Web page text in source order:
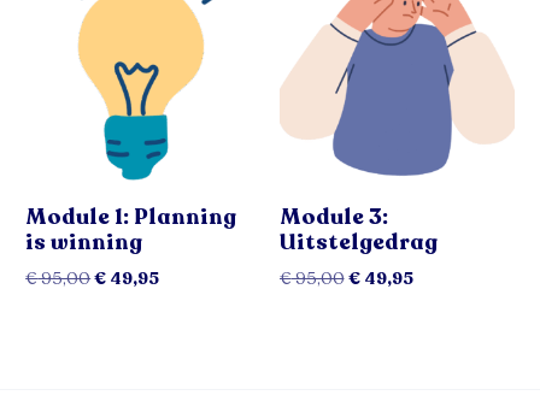
Module 1: Planning
is winning
€95,00€ 49,95
Module 3:
Uitstelgedrag
€95,00€49,95